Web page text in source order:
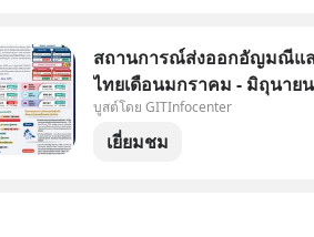
สถานการณ์ส่งออกอัญมณีแล
ไทยเดือนมกราคม - มิถุนาย
ออกอัญมณีและเครื่องประดับ
2569 โตต่อเนื่อง 20.74% มู
บูสต์โดย GITInfocenter
เยี่ยมชม